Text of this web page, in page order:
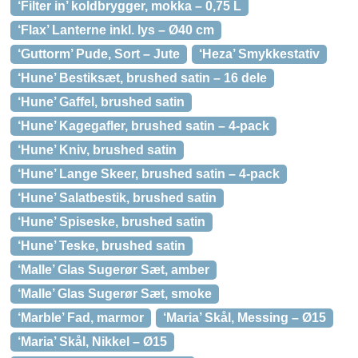
‘Filter in’ koldbrygger, mokka – 0,75 L
‘Flax’ Lanterne inkl. lys – Ø40 cm
‘Guttorm’ Pude, Sort – Jute
‘Heza’ Smykkestativ
‘Hune’ Bestiksæt, brushed satin – 16 dele
‘Hune’ Gaffel, brushed satin
‘Hune’ Kagegafler, brushed satin – 4-pack
‘Hune’ Kniv, brushed satin
‘Hune’ Lange Skeer, brushed satin – 4-pack
‘Hune’ Salatbestik, brushed satin
‘Hune’ Spiseske, brushed satin
‘Hune’ Teske, brushed satin
‘Malle’ Glas Sugerør Sæt, amber
‘Malle’ Glas Sugerør Sæt, smoke
‘Marble’ Fad, marmor
‘Maria’ Skål, Messing – Ø15
‘Maria’ Skål, Nikkel – Ø15